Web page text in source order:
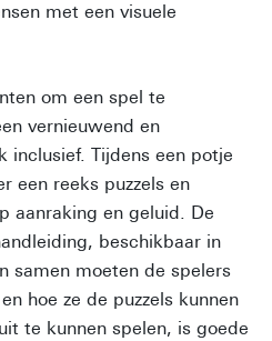
met een visuele
om een spel te
vernieuwend en
inclusief. Tijdens een potje
een reeks puzzels en
aanraking en geluid. De
beschikbaar in
samen moeten de spelers
hoe ze de puzzels kunnen
te kunnen spelen, is goede